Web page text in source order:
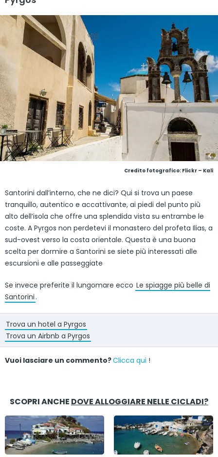
Credito fotografico: Flickr – Kali
Santorini dall’interno, che ne dici? Qui si trova un paese
tranquillo, autentico e accattivante, ai piedi del punto più
alto dell’isola che offre una splendida vista su entrambe le
coste. A Pyrgos non perdetevi il monastero del profeta Ilias, a
sud-ovest verso la costa orientale. Questa è una buona
scelta per dormire a Santorini se siete più interessati alle
escursioni e alle passeggiate
Se invece preferite il lungomare ecco Le spiagge più belle di
Santorini .
Trova un hotel a Pyrgos
Trova un Airbnb a Pyrgos
Vuoi lasciare un commento?Clicca qui !
SCOPRI ANCHE DOVE ALLOGGIARE NELLE CICLADI?